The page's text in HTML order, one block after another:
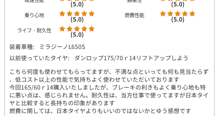
(5.0) (5.0)
乗り心地 (5.0) 燃費性能 (5.0)
ライフ・耐久性
(5.0)
装着車種:
ミラジーノL650S
以前使っていたタイヤ:
ダンロップ175/70ｒ14リフトアップしよう
こちら何度も使わせてもらってますが、不満な点といっても何も見当たらず
、低コスト以上の性能で気持ちよく使わせていただいております
今回165/60ｒ14購入いたしましたが、ブレーキの利きもよく乗り心地も特
に悪い点は、感じられません。耐久性は、当方仕事で使ってますが日本タイ
ヤと比較すると長持ちの印象があります
燃費に関しては、日本タイヤよりもいいのではないかとゆう感想です